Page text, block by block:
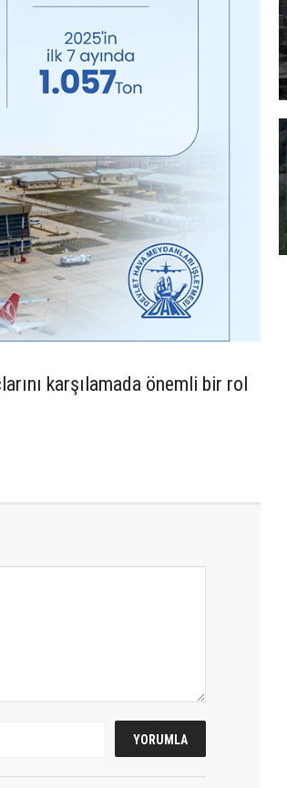
karşılamada önemli bir rol